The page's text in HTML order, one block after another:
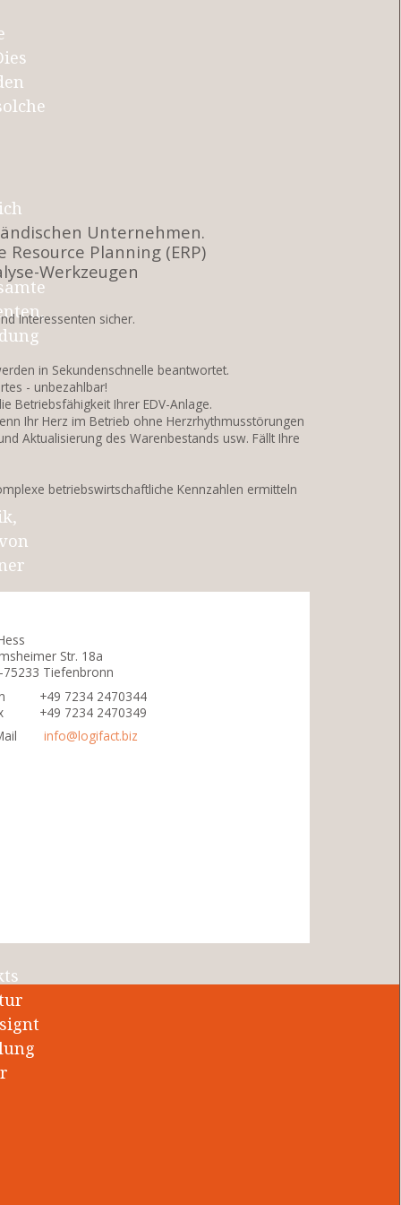
Unternehmen.
Planning (ERP)
Werkzeugen
Interessenten sicher.
in Sekundenschnelle beantwortet.
- unbezahlbar!
Betriebsfähigkeit Ihrer EDV-Anlage.
Ihr Herz im Betrieb ohne Herzrhythmusstörungen
Aktualisierung des Warenbestands usw. Fällt Ihre
betriebswirtschaftliche Kennzahlen ermitteln
Str. 18a
75233 Tiefenbronn
+49 7234 2470344
+49 7234 2470349
info@logifact.biz